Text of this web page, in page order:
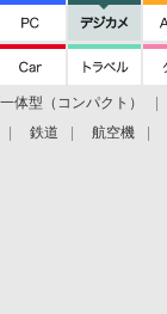
体型（コンパクト）
鉄道 航空機